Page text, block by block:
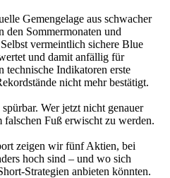
Gemengelage aus schwacher
den Sommermonaten und
vermeintlich sichere Blue
und damit anfällig für
Indikatoren erste
nicht mehr bestätigt.
Wer jetzt nicht genauer
Fuß erwischt zu werden.
zeigen wir fünf Aktien, bei
hoch sind – und wo sich
Strategien anbieten könnten.